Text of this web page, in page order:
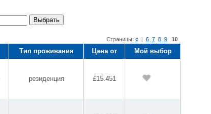
Выбрать
Страницы: « | 6 7 8 9 10
Тип проживания Цена от Мой выбор
резиденция £15.451